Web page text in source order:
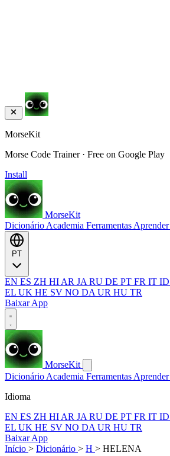
MorseKit
Morse Code Trainer · Free on Google Play
Install
MorseKit
Dicionário Academia Ferramentas Aprender
EN ES ZH HI AR JA RU DE PT FR IT ID
EL UK HE SV NO DA UR HU TR
Baixar App
MorseKit
Dicionário Academia Ferramentas Aprender
Idioma
EN ES ZH HI AR JA RU DE PT FR IT ID
EL UK HE SV NO DA UR HU TR
Baixar App
Início > Dicionário > H > HELENA